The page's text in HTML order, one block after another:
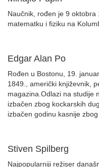
Naučnik, rođen je 9
matematku i fiziku na
Edgar Alan Po
Rođen u Bostonu, 19.
1849., američki književnik,
magazina.Odlazi na studije
izbačen zbog kockarskih
izbačen godinu kasnije
Stiven Spilberg
Najpopularniji režiser